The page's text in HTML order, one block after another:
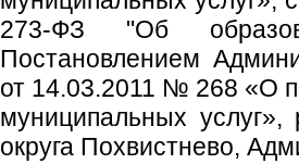
273-ФЗ "Об
Постановлением
от 14.03.2011 № 268 «О
муниципальных услуг»,
округа Похвистнево,